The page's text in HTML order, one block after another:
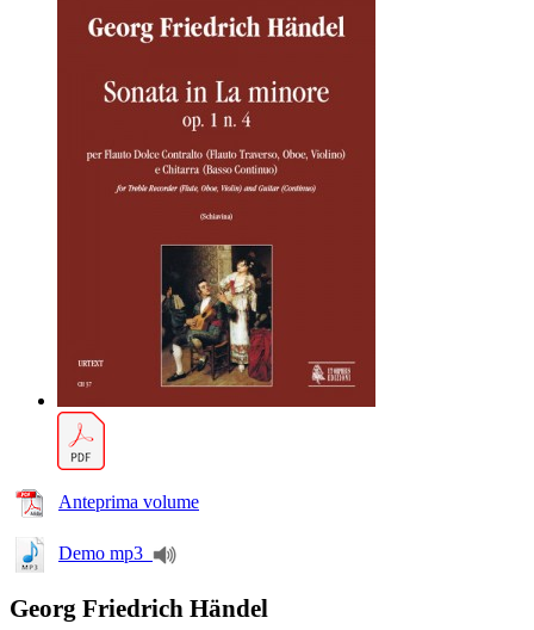
Anteprima volume
Demo mp3
Georg Friedrich Händel